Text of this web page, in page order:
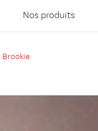
Nos produits
Brookie